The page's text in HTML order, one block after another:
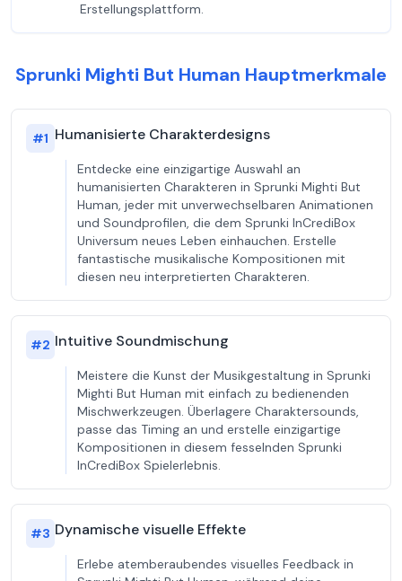
Erstellungsplattform.
Sprunki Mighti But Human Hauptmerkmale
#1 Humanisierte Charakterdesigns
Entdecke eine einzigartige Auswahl an
humanisierten Charakteren in Sprunki Mighti But
Human, jeder mit unverwechselbaren Animationen
und Soundprofilen, die dem Sprunki InCrediBox
Universum neues Leben einhauchen. Erstelle
fantastische musikalische Kompositionen mit
diesen neu interpretierten Charakteren.
#2 Intuitive Soundmischung
Meistere die Kunst der Musikgestaltung in Sprunki
Mighti But Human mit einfach zu bedienenden
Mischwerkzeugen. Überlagere Charaktersounds,
passe das Timing an und erstelle einzigartige
Kompositionen in diesem fesselnden Sprunki
InCrediBox Spielerlebnis.
#3 Dynamische visuelle Effekte
Erlebe atemberaubendes visuelles Feedback in